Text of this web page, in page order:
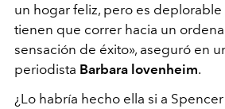
un hogar feliz, pero es
tienen que correr hacia un
sensación de éxito», aseguró en
periodista Barbara lovenheim.
¿Lo habría hecho ella si a